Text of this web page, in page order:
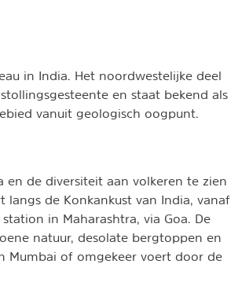
in India. Het noordwestelijke deel
en staat bekend als
vanuit geologisch oogpunt.
de diversiteit aan volkeren te zien
langs de Konkankust van India, vanaf
in Maharashtra, via Goa. De
natuur, desolate bergtoppen en
Mumbai of omgekeer voert door de